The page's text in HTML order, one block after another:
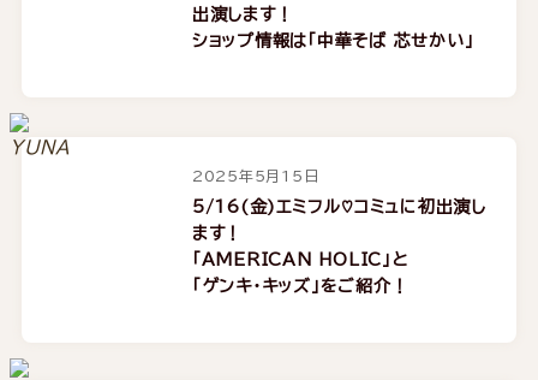
出演します！
ショップ情報は「中華そば 芯せかい」
2025年5月15日
5/16(金)エミフル♡コミュに初出演し
ます！
「AMERICAN HOLIC」と
「ゲンキ・キッズ」をご紹介！